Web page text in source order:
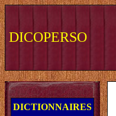
DICOPERSO
DICTIONNAIRES